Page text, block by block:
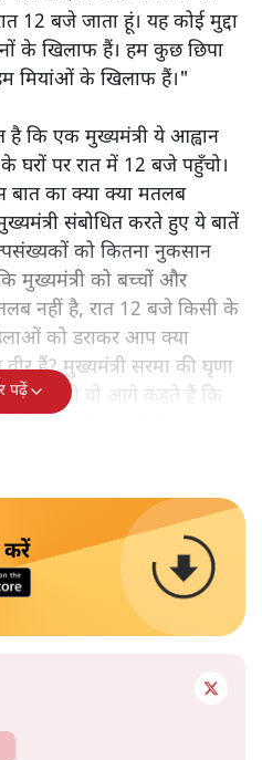
12 बजे जाता हूं। यह कोई मुद्दा
के खिलाफ हैं। हम कुछ छिपा
मियांओं के खिलाफ हैं।"
है कि एक मुख्यमंत्री ये आह्वान
घरों पर रात में 12 बजे पहुँचो।
का क्या क्या मतलब
संबोधित करते हुए ये बातें
को कितना नुकसान
मुख्यमंत्री को बच्चों और
नहीं है, रात 12 बजे किसी के
को डराकर आप क्या
हैं? मुख्यमंत्री सरमा की घृणा
नहीं रुकती वो आगे कहते हैं कि
पढ़ें
करें